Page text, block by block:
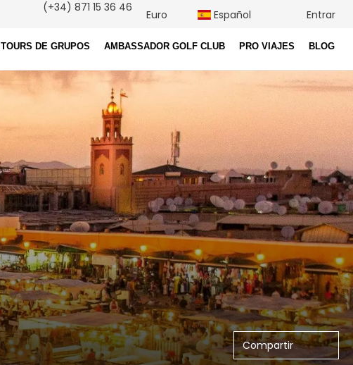
TOURS DE GRUPOS AMBASSADOR GOLF CLUB PRO VIAJES BLOG
(+34) 871 15 36 46
Euro Español Entrar
Compartir